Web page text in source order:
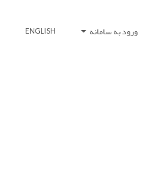
ورود به سامانه ENGLISH